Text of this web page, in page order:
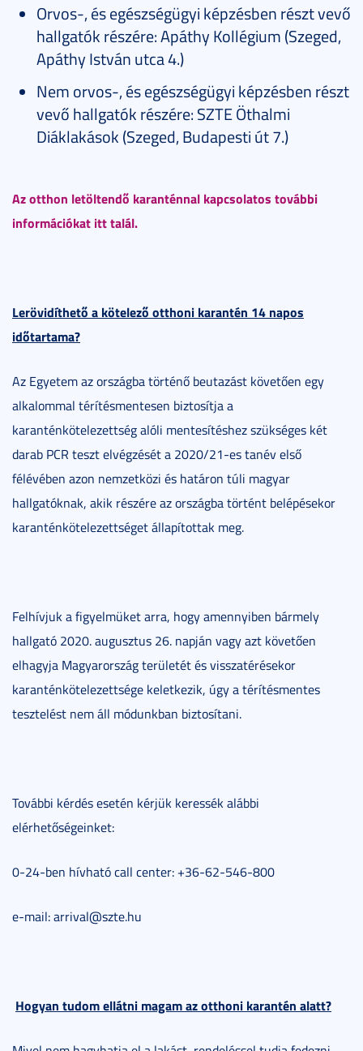
Orvos-, és egészségügyi képzésben részt vevő
hallgatók részére: Apáthy Kollégium (Szeged,
Apáthy István utca 4.)
Nem orvos-, és egészségügyi képzésben részt
vevő hallgatók részére: SZTE Öthalmi
Diáklakások (Szeged, Budapesti út 7.)
Az otthon letöltendő karanténnal kapcsolatos további
információkat itt talál.
Lerövidíthető a kötelező otthoni karantén 14 napos
időtartama?
Az Egyetem az országba történő beutazást követően egy
alkalommal térítésmentesen biztosítja a
karanténkötelezettség alóli mentesítéshez szükséges két
darab PCR teszt elvégzését a 2020/21-es tanév első
félévében azon nemzetközi és határon túli magyar
hallgatóknak, akik részére az országba történt belépésekor
karanténkötelezettséget állapítottak meg.
Felhívjuk a figyelmüket arra, hogy amennyiben bármely
hallgató 2020. augusztus 26. napján vagy azt követően
elhagyja Magyarország területét és visszatérésekor
karanténkötelezettsége keletkezik, úgy a térítésmentes
tesztelést nem áll módunkban biztosítani.
További kérdés esetén kérjük keressék alábbi
elérhetőségeinket:
0-24-ben hívható call center: +36-62-546-800
e-mail: arrival@szte.hu
Hogyan tudom ellátni magam az otthoni karantén alatt?